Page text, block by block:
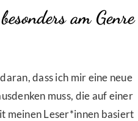
am Genre
dass ich mir eine neue
muss, die auf einer
meinen Leser*innen basiert